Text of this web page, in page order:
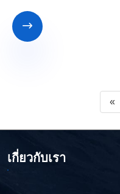

«
เกี่ยวกับเรา